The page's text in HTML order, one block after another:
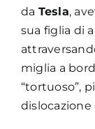
da Tesla,
sua figlia di
miglia a
“tortuoso”,